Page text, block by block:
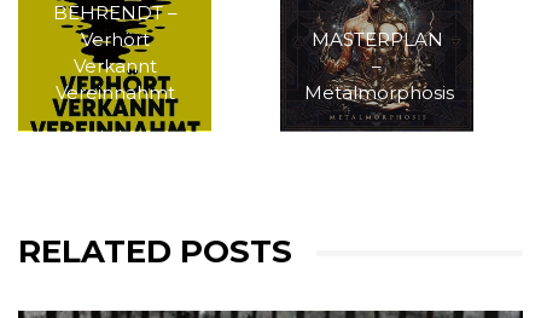
BEHRENDT –
Verhört
Verkannt
Vereinnahmt
MASTERPLAN
–
Metalmorphosis
RELATED POSTS